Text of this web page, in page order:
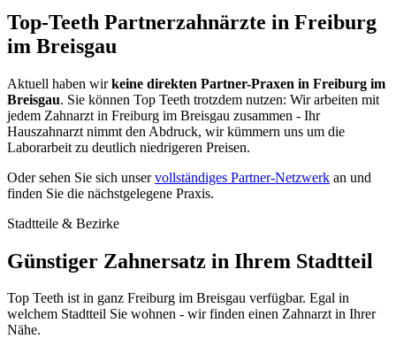
Top-Teeth Partnerzahnärzte in Freiburg
im Breisgau
Aktuell haben wirkeine direkten Partner-Praxen in Freiburg im
Breisgau. Sie können Top Teeth trotzdem nutzen: Wir arbeiten mit
jedem Zahnarzt in Freiburg im Breisgau zusammen - Ihr
Hauszahnarzt nimmt den Abdruck, wir kümmern uns um die
Laborarbeit zu deutlich niedrigeren Preisen.
Oder sehen Sie sich unservollständiges Partner-Netzwerk an und
finden Sie die nächstgelegene Praxis.
Stadtteile & Bezirke
Günstiger Zahnersatz in Ihrem Stadtteil
Top Teeth ist in ganz Freiburg im Breisgau verfügbar. Egal in
welchem Stadtteil Sie wohnen - wir finden einen Zahnarzt in Ihrer
Nähe.